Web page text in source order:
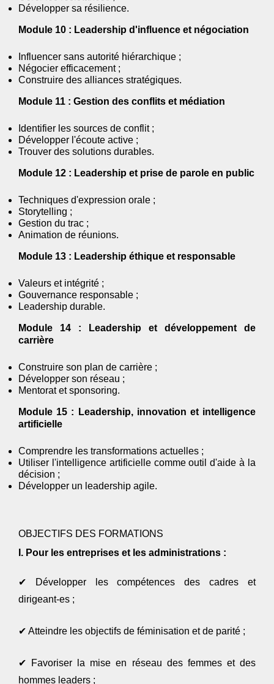
Développer sa résilience.
Module 10 : Leadership d'influence et négociation
Influencer sans autorité hiérarchique ;
Négocier efficacement ;
Construire des alliances stratégiques.
Module 11 : Gestion des conflits et médiation
Identifier les sources de conflit ;
Développer l'écoute active ;
Trouver des solutions durables.
Module 12 : Leadership et prise de parole en public
Techniques d'expression orale ;
Storytelling ;
Gestion du trac ;
Animation de réunions.
Module 13 : Leadership éthique et responsable
Valeurs et intégrité ;
Gouvernance responsable ;
Leadership durable.
Module 14 : Leadership et développement de
carrière
Construire son plan de carrière ;
Développer son réseau ;
Mentorat et sponsoring.
Module 15 : Leadership, innovation et intelligence
artificielle
Comprendre les transformations actuelles ;
Utiliser l'intelligence artificielle comme outil d'aide à la
décision ;
Développer un leadership agile.
OBJECTIFS DES FORMATIONS
. Pour les entreprises et les administrations :
✔ Développer les compétences des cadres et
dirigeant-es ;
✔ Atteindre les objectifs de féminisation et de parité ;
✔ Favoriser la mise en réseau des femmes et des
hommes leaders ;